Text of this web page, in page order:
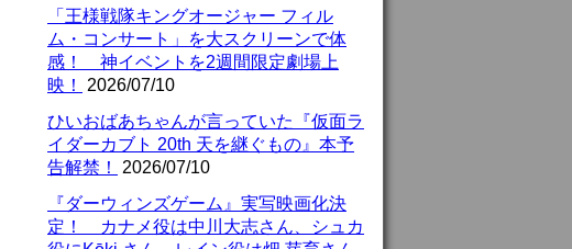
「王様戦隊キングオージャー フィル
ム・コンサート」を大スクリーンで体
感！ 神イベントを2週間限定劇場上
映！
2026/07/10
ひいおばあちゃんが言っていた『仮面ラ
イダーカブト 20th 天を継ぐもの』本予
告解禁！
2026/07/10
『ダーウィンズゲーム』実写映画化決
定！ カナメ役は中川大志さん、シュカ